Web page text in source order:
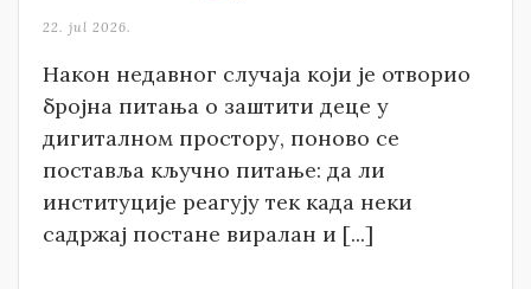
22. jul 2026.
Након недавног случаја који је отворио
бројна питања о заштити деце у
дигиталном простору, поново се
поставља кључно питање: да ли
институције реагују тек када неки
садржај постане виралан и [...]